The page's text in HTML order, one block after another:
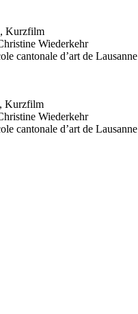
Kurzfilm
Wiederkehr
cantonale d’art de Lausanne
Kurzfilm
Wiederkehr
cantonale d’art de Lausanne